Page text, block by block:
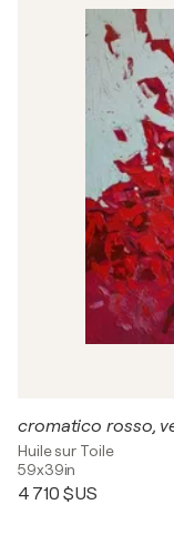
cromatico rosso,
Huile sur Toile
59x39in
4 710 $US